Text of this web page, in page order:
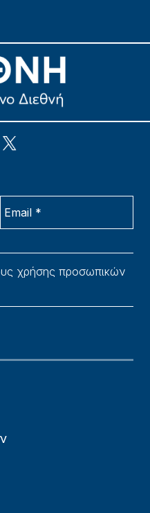
χρήσης προσωπικών